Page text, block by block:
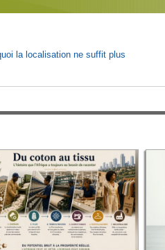
la localisation ne suffit plus